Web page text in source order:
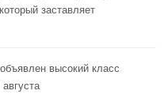
заставляет
высокий класс